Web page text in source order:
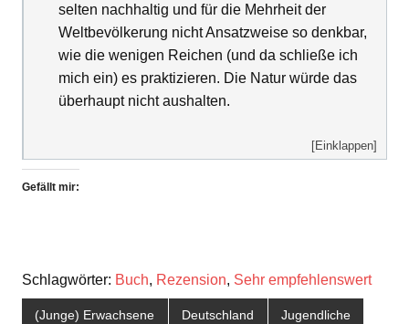
selten nachhaltig und für die Mehrheit der
Weltbevölkerung nicht Ansatzweise so denkbar,
wie die wenigen Reichen (und da schließe ich
mich ein) es praktizieren. Die Natur würde das
überhaupt nicht aushalten.
[Einklappen]
Gefällt mir:
Schlagwörter: Buch, Rezension, Sehr empfehlenswert
(Junge) Erwachsene Deutschland Jugendliche